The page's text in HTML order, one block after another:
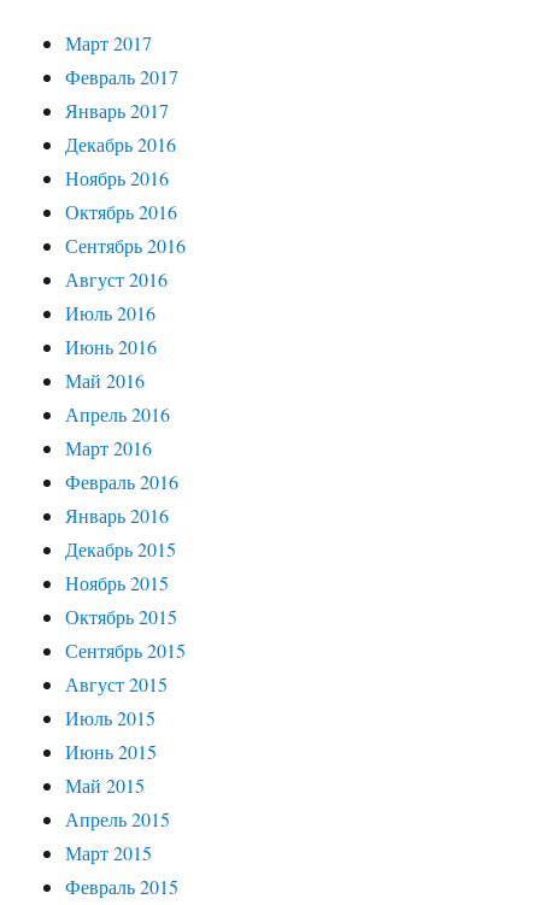
Март 2017
Февраль 2017
Январь 2017
Декабрь 2016
Ноябрь 2016
Октябрь 2016
Сентябрь 2016
Август 2016
Июль 2016
Июнь 2016
Май 2016
Апрель 2016
Март 2016
Февраль 2016
Январь 2016
Декабрь 2015
Ноябрь 2015
Октябрь 2015
Сентябрь 2015
Август 2015
Июль 2015
Июнь 2015
Май 2015
Апрель 2015
Март 2015
Февраль 2015